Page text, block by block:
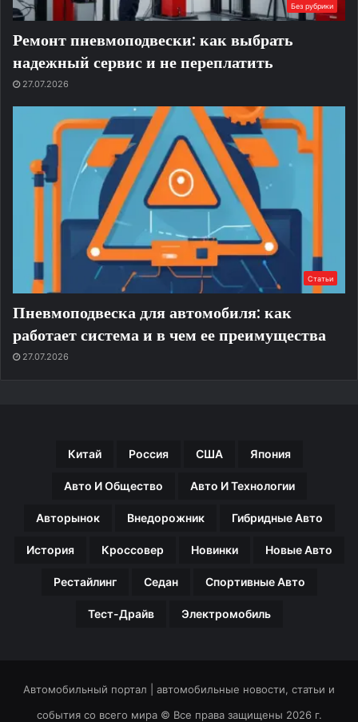
Без рубрики
Ремонт пневмоподвески: как выбрать
надежный сервис и не переплатить
27.07.2026
Статьи
Пневмоподвеска для автомобиля: как
работает система и в чем ее преимущества
27.07.2026
Китай Россия США Япония
Авто И Общество Авто И Технологии
Авторынок Внедорожник Гибридные Авто
История Кроссовер Новинки Новые Авто
Рестайлинг Седан Спортивные Авто
Тест-Драйв Электромобиль
Автомобильный портал | автомобильные новости, статьи и
события со всего мира © Все права защищены 2026 г.